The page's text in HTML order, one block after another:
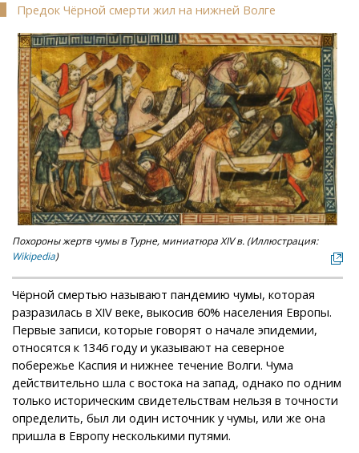
Предок Чёрной смерти жил на нижней Волге
Похороны жертв чумы в Турне, миниатюра XIV в. (Иллюстрация:
Wikipedia)
Чёрной смертью называют пандемию чумы, которая
разразилась в XIV веке, выкосив 60% населения Европы.
Первые записи, которые говорят о начале эпидемии,
относятся к 1346 году и указывают на северное
побережье Каспия и нижнее течение Волги. Чума
действительно шла с востока на запад, однако по одним
только историческим свидетельствам нельзя в точности
определить, был ли один источник у чумы, или же она
пришла в Европу несколькими путями.